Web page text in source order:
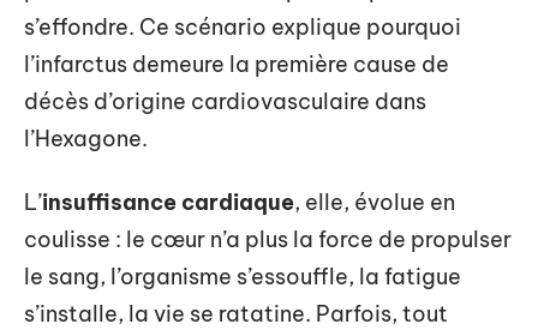
s’effondre. Ce scénario explique pourquoi
l’infarctus demeure la première cause de
décès d’origine cardiovasculaire dans
l’Hexagone.
L’insuffisance cardiaque, elle, évolue en
coulisse : le cœur n’a plus la force de propulser
le sang, l’organisme s’essouffle, la fatigue
s’installe, la vie se ratatine. Parfois, tout